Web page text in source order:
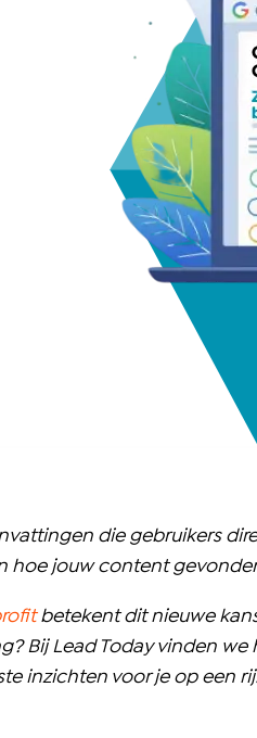
die gebruikers
hoe jouw content
betekent dit nieuwe
Bij Lead Today vinden
inzichten voor je op een